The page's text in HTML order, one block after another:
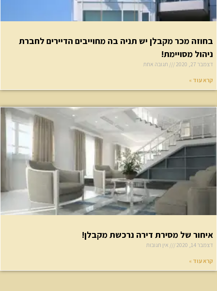
מכר מקבלן יש תניה בה מחוייבים הדיירים לחברת
מסויימת!
27, 2020 תגובה אחת
עוד »
של מסירת דירה נרכשת מקבלן!
14, 2020 אין תגובות
עוד »